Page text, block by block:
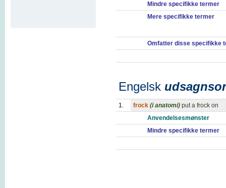
Mindre specifikke termer
Mere specifikke termer
Omfatter disse specifikke
Engelsk
1. frock (i anatomi) put a frock on
Anvendelsesmønster
Mindre specifikke termer